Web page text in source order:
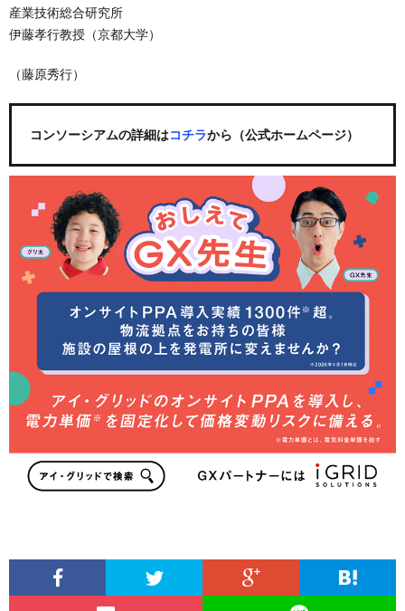
産業技術総合研究所
伊藤孝行教授（京都大学）
（藤原秀行）
コンソーシアムの詳細はコチラから（公式ホームページ）